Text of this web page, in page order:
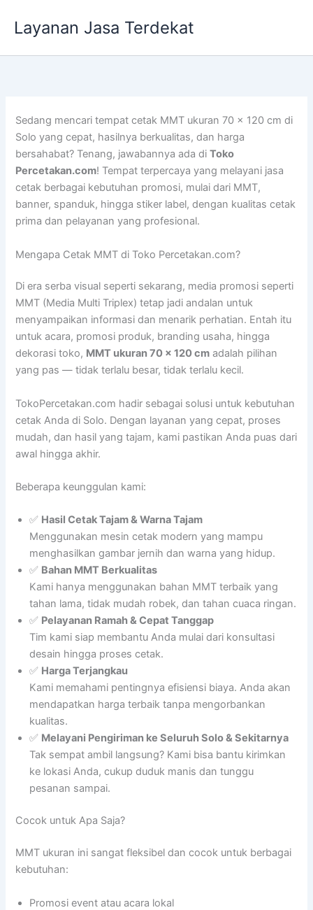
Layanan Jasa Terdekat
Sedang mencari tempat cetak MMT ukuran 70 x 120 cm di
Solo yang cepat, hasilnya berkualitas, dan harga
bersahabat? Tenang, jawabannya ada diToko
Percetakan.com! Tempat terpercaya yang melayani jasa
cetak berbagai kebutuhan promosi, mulai dari MMT,
banner, spanduk, hingga stiker label, dengan kualitas cetak
prima dan pelayanan yang profesional.
Mengapa Cetak MMT di Toko Percetakan.com?
Di era serba visual seperti sekarang, media promosi seperti
MMT (Media Multi Triplex) tetap jadi andalan untuk
menyampaikan informasi dan menarik perhatian. Entah itu
untuk acara, promosi produk, branding usaha, hingga
dekorasi toko, MMT ukuran 70 x 120 cm adalah pilihan
yang pas — tidak terlalu besar, tidak terlalu kecil.
TokoPercetakan.com hadir sebagai solusi untuk kebutuhan
cetak Anda di Solo. Dengan layanan yang cepat, proses
mudah, dan hasil yang tajam, kami pastikan Anda puas dari
awal hingga akhir.
Beberapa keunggulan kami:
✅ Hasil Cetak Tajam & Warna Tajam
Menggunakan mesin cetak modern yang mampu
menghasilkan gambar jernih dan warna yang hidup.
✅ Bahan MMT Berkualitas
Kami hanya menggunakan bahan MMT terbaik yang
tahan lama, tidak mudah robek, dan tahan cuaca ringan.
✅ Pelayanan Ramah & Cepat Tanggap
Tim kami siap membantu Anda mulai dari konsultasi
desain hingga proses cetak.
✅ Harga Terjangkau
Kami memahami pentingnya efisiensi biaya. Anda akan
mendapatkan harga terbaik tanpa mengorbankan
kualitas.
✅ Melayani Pengiriman ke Seluruh Solo & Sekitarnya
Tak sempat ambil langsung? Kami bisa bantu kirimkan
ke lokasi Anda, cukup duduk manis dan tunggu
pesanan sampai.
Cocok untuk Apa Saja?
MMT ukuran ini sangat fleksibel dan cocok untuk berbagai
kebutuhan:
Promosi event atau acara lokal